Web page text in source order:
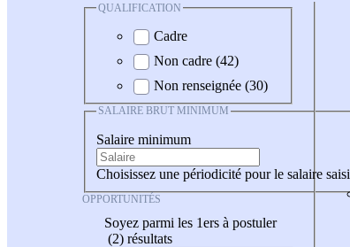
QUALIFICATION
Cadre
Non cadre (42)
Non renseignée (30)
SALAIRE BRUT MINIMUM
Salaire minimum
Choisissez une périodicité pour le salaire saisi
OPPORTUNITÉS
Soyez parmi les 1ers à postuler
(2) résultats